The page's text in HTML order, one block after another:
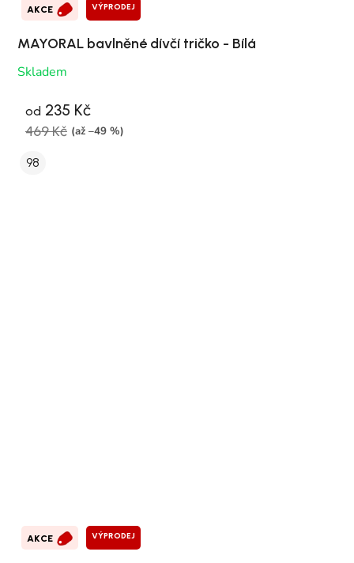
AKCE VÝPRODEJ
MAYORAL bavlněné dívčí tričko - Bílá
Skladem
od 235 Kč
469 Kč (až –49 %)
98
AKCE VÝPRODEJ